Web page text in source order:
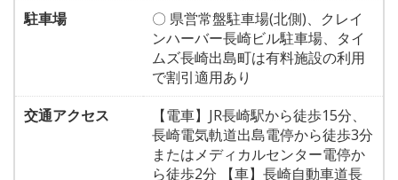
駐車場
〇 県営常盤駐車場(北側)、クレイ
ンハーバー長崎ビル駐車場、タイ
ムズ長崎出島町は有料施設の利用
で割引適用あり
交通アクセス
【電車】JR長崎駅から徒歩15分、
長崎電気軌道出島電停から徒歩3分
またはメディカルセンター電停か
ら徒歩2分 【車】長崎自動車道長